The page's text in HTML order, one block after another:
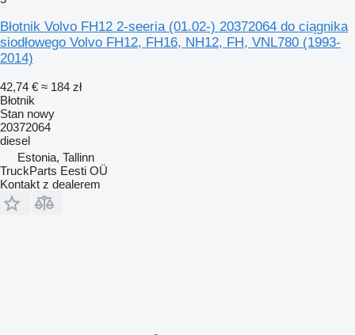
Błotnik Volvo FH12 2-seeria (01.02-) 20372064 do ciągnika
siodłowego Volvo FH12, FH16, NH12, FH, VNL780 (1993-
2014)
42,74 € ≈ 184 zł
Błotnik
Stan nowy
20372064
diesel
Estonia, Tallinn
TruckParts Eesti OÜ
Kontakt z dealerem